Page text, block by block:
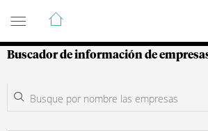
Guía de Empresas
Buscador de información de